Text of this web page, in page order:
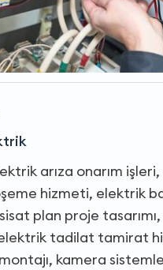
arıza onarım
hizmeti, elektrik
plan proje
tadilat tamirat
kamera